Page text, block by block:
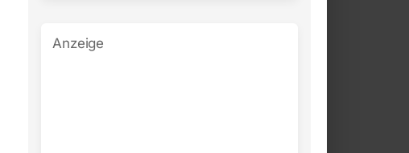
Anzeige